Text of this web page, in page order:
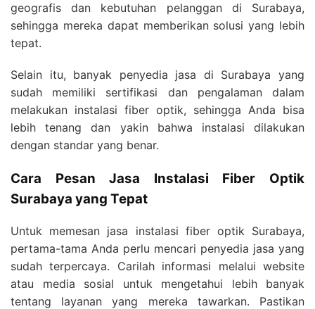
geografis dan kebutuhan pelanggan di Surabaya,
sehingga mereka dapat memberikan solusi yang lebih
tepat.
Selain itu, banyak penyedia jasa di Surabaya yang
sudah memiliki sertifikasi dan pengalaman dalam
melakukan instalasi fiber optik, sehingga Anda bisa
lebih tenang dan yakin bahwa instalasi dilakukan
dengan standar yang benar.
Cara Pesan Jasa Instalasi Fiber Optik
Surabaya yang Tepat
Untuk memesan jasa instalasi fiber optik Surabaya,
pertama-tama Anda perlu mencari penyedia jasa yang
sudah terpercaya. Carilah informasi melalui website
atau media sosial untuk mengetahui lebih banyak
tentang layanan yang mereka tawarkan. Pastikan